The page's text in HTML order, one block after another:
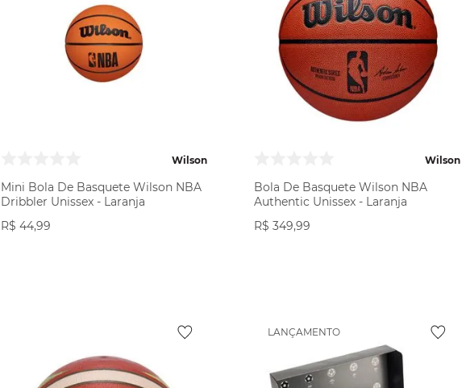
Wilson
Mini Bola De Basquete Wilson NBA
Dribbler Unissex - Laranja
R$ 44,99
Wilson
Bola De Basquete Wilson NBA
Authentic Unissex - Laranja
R$ 349,99
LANÇAMENTO